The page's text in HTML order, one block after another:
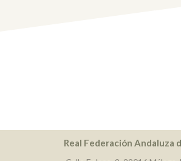
Real Federación Andaluza